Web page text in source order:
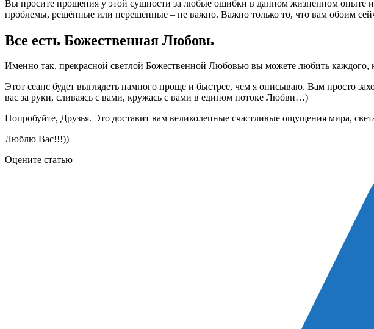
Вы просите прощения у этой сущности за любые ошибки в данном жизненном опыте
проблемы, решённые или нерешённые – не важно. Важно только то, что вам обоим
Все есть Божественная Любовь
Именно так, прекрасной светлой Божественной Любовью вы можете любить
Этот сеанс будет выглядеть намного проще и быстрее, чем я описываю. Вам просто
вас за руки, сливаясь с вами, кружась с вами в едином потоке Любви…)
Попробуйте, Друзья. Это доставит вам великолепные счастливые ощущения мира,
Люблю Вас!!!))
Оцените статью